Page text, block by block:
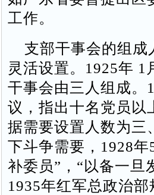
工作。
支部干事会的组成
灵活设置。1925年
干事会由三人组成。
议，指出十名党员以
据需要设置人数为三
下斗争需要，1928
补委员”，“以备一旦
1935年红军总政治